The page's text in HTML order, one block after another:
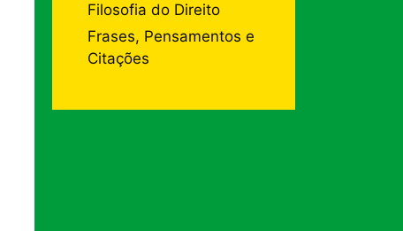
Filosofia do Direito
Frases, Pensamentos e
Citações